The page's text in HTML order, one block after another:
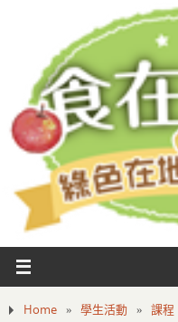
Home » 學生活動 » 課程